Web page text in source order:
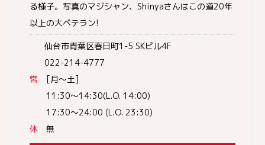
る様子。写真のマジシャン、Shinyaさんはこの道20年
以上の大ベテラン!
仙台市青葉区春日町1-5 SKビル4F
022-214-4777
営 [月～土]
11:30～14:30(L.O. 14:00)
17:30～24:00 (L.O. 23:30)
休 無